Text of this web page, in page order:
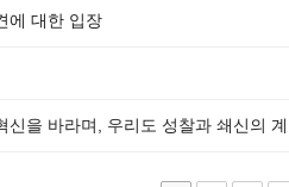
에 대한 입장
신을 바라며, 우리도 성찰과 쇄신의